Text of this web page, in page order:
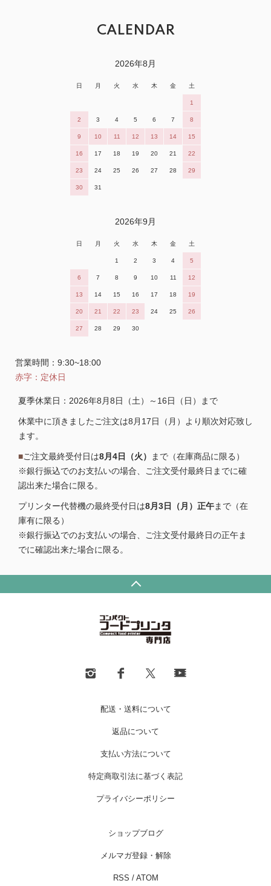
CALENDAR
2026年8月
日 月 火 水 木 金 土
1
2 3 4 5 6 7 8
9 10 11 12 13 14 15
16 17 18 19 20 21 22
23 24 25 26 27 28 29
30 31
2026年9月
日 月 火 水 木 金 土
1 2 3 4 5
6 7 8 9 10 11 12
13 14 15 16 17 18 19
20 21 22 23 24 25 26
27 28 29 30
営業時間：9:30~18:00
赤字：定休日
夏季休業日：2026年8月8日（土）～16日（日）まで
休業中に頂きましたご注文は8月17日（月）より順次対応致し
ます。
■ご注文最終受付日は8月4日（火）
まで（在庫商品に限る）
※銀行振込でのお支払いの場合、ご注文受付最終日までに確
認出来た場合に限る。
プリンター代替機の最終受付日は8月3日（月）正午まで（在
庫有に限る）
※銀行振込でのお支払いの場合、ご注文受付最終日の正午ま
でに確認出来た場合に限る。
配送・送料について
返品について
支払い方法について
特定商取引法に基づく表記
プライバシーポリシー
ショップブログ
メルマガ登録・解除
RSS / ATOM